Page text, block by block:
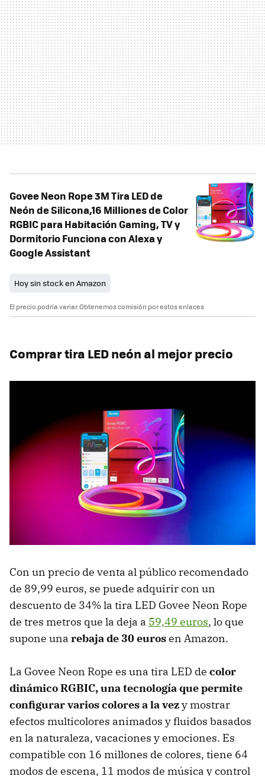
Govee Neon Rope 3M Tira LED de
Neón de Silicona,16 Milliones de Color
RGBIC para Habitación Gaming, TV y
Dormitorio Funciona con Alexa y
Google Assistant
Hoy sin stock en Amazon
El precio podría variar. Obtenemos comisión por estos enlaces
Comprar tira LED neón al mejor precio
Con un precio de venta al público recomendado
de 89,99 euros, se puede adquirir con un
descuento de 34% la tira LED Govee Neon Rope
de tres metros que la deja a 59,49 euros, lo que
supone una rebaja de 30 eurosen Amazon.
La Govee Neon Rope es una tira LED de color
dinámico RGBIC, una tecnología que permite
configurar varios colores a la vezy mostrar
efectos multicolores animados y fluidos basados
en la naturaleza, vacaciones y emociones. Es
compatible con 16 millones de colores, tiene 64
modos de escena, 11 modos de música y control